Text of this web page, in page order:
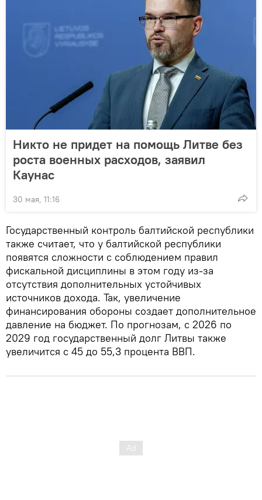
Никто не придет на помощь Литве без
роста военных расходов, заявил
Каунас
30 мая, 11:16
Государственный контроль балтийской республики
также считает, что у балтийской республики
появятся сложности с соблюдением правил
фискальной дисциплины в этом году из-за
отсутствия дополнительных устойчивых
источников дохода. Так, увеличение
финансирования обороны создает дополнительное
давление на бюджет. По прогнозам, с 2026 по
2029 год государственный долг Литвы также
увеличится с 45 до 55,3 процента ВВП.